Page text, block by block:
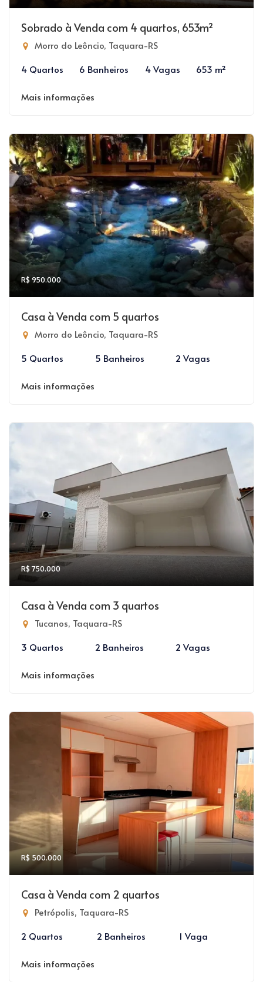
Sobrado à Venda com 4 quartos, 653m²
Morro do Leôncio, Taquara-RS
4 Quartos
6 Banheiros 4 Vagas 653 m²
Mais informações
R$ 950.000
Casa à Venda com 5 quartos
Morro do Leôncio, Taquara-RS
5 Quartos
5 Banheiros 2 Vagas
Mais informações
R$ 750.000
Casa à Venda com 3 quartos
Tucanos, Taquara-RS
3 Quartos
2 Banheiros 2 Vagas
Mais informações
R$ 500.000
Casa à Venda com 2 quartos
Petrópolis, Taquara-RS
2 Quartos
2 Banheiros 1 Vaga
Mais informações